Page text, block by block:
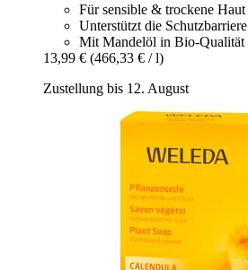
Für sensible & trockene Haut
Unterstützt die Schutzbarriere
Mit Mandelöl in Bio-Qualität
13,99 € (466,33 € / l)
Zustellung bis 12. August